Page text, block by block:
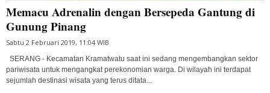
Memacu Adrenalin dengan Bersepeda Gantung di
Gunung Pinang
Sabtu 2 Februari 2019, 11:04 WIB
SERANG - Kecamatan Kramatwatu saat ini sedang mengembangkan sektor
pariwisata untuk mengangkat perekonomian warga. Di wilayah ini terdapat
sejumlah destinasi wisata yang terus ditata...